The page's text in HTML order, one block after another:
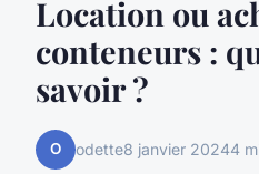
Location ou
conteneurs :
savoir ?
O odette8 janvier 20244